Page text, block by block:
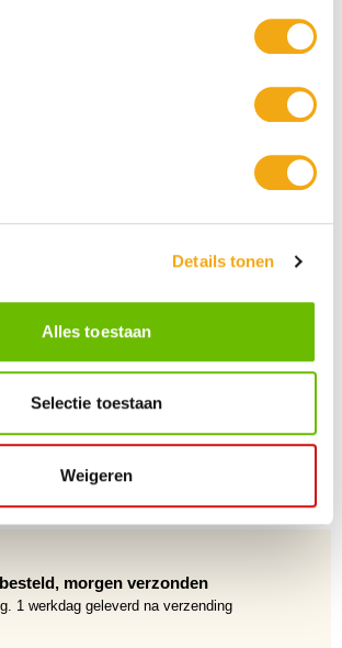
Details tonen
Alles toestaan
Selectie toestaan
Weigeren
van 09.00 tot 16.00 staat onze
drankengroothandel
dé (online) drankengroothandel in de Benelux
vanaf €75,-
morgen verzonden
1 werkdag geleverd na verzending